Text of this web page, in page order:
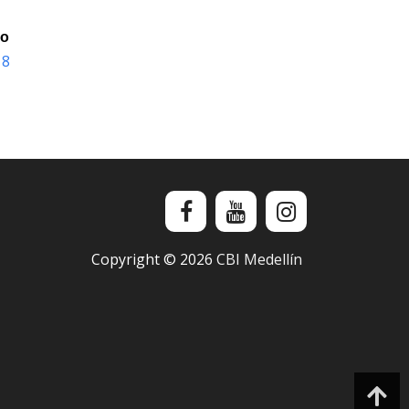
Copyright © 2026 CBI Medellín